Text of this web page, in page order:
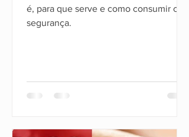
é, para que serve e como consumir com
segurança.